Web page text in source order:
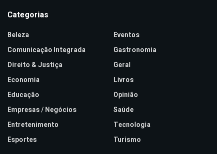
Categorias
Beleza
Comunicação Integrada
Direito & Justiça
Economia
Educação
Empresas / Negócios
Entretenimento
Esportes
Eventos
Gastronomia
Geral
Livros
Opinião
Saúde
Tecnologia
Turismo